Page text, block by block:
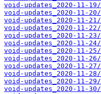
void-updates_2020-11-19/
void-updates_2020-11-20/
void-updates_2020-11-21/
void-updates_2020-11-22/
void-updates_2020-11-23/
void-updates_2020-11-24/
void-updates_2020-11-25/
void-updates_2020-11-26/
void-updates_2020-11-27/
void-updates_2020-11-28/
void-updates_2020-11-29/
void-updates_2020-11-30/